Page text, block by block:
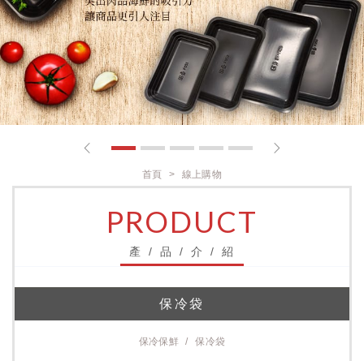
1 2 3 4 5
首頁 線上購物
PRODUCT
產 / 品 / 介 / 紹
保冷袋
保冷保鮮 保冷袋